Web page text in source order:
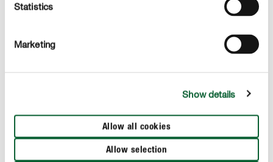
Statistics
Marketing
Show details
Allow all cookies
Allow selection